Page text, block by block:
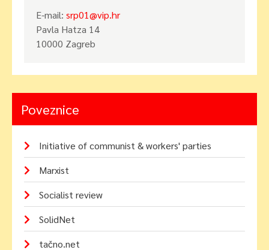
E-mail: srp01@vip.hr
Pavla Hatza 14
10000 Zagreb
Poveznice
Initiative of communist & workers' parties
Marxist
Socialist review
SolidNet
tačno.net